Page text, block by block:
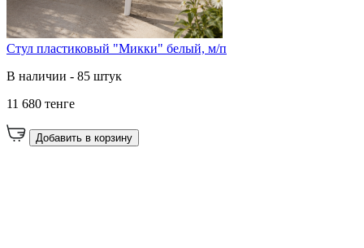
Стул пластиковый "Микки" белый, м/п
В наличии - 85 штук
11 680 тенге
Добавить в корзину